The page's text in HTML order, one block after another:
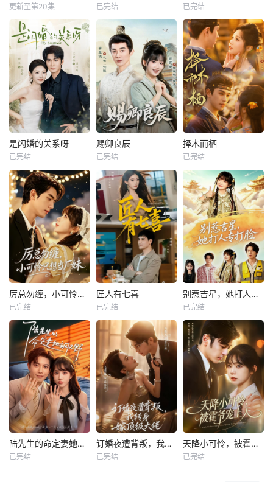
更新至第20集 已完结 已完结
是闪婚的关系呀
已完结
赐卿良辰
已完结
择木而栖
已完结
厉总勿缠，小可怜只想当厂妹
已完结
匠人有七喜
已完结
别惹吉星，她打人专打脸
已完结
陆先生的命定妻她飒又野
已完结
订婚夜遭背叛，我转身嫁顶级大佬
已完结
天降小可怜，被霍爷宠上天
已完结